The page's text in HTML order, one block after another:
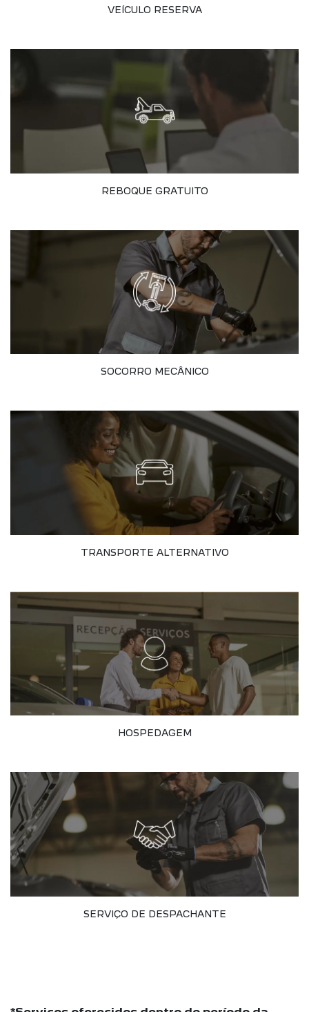
VEÍCULO RESERVA
REBOQUE GRATUITO
SOCORRO MECÂNICO
TRANSPORTE ALTERNATIVO
HOSPEDAGEM
SERVIÇO DE DESPACHANTE